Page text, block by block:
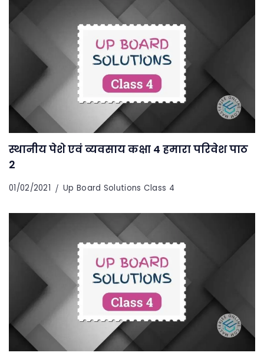
स्थानीय पेशे एवं व्यवसाय कक्षा 4 हमारा परिवेश पाठ
2
01/02/2021 Up Board Solutions Class 4